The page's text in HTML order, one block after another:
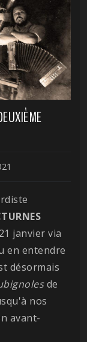
janvier via
en entendre
désormais
de
nos
avant-